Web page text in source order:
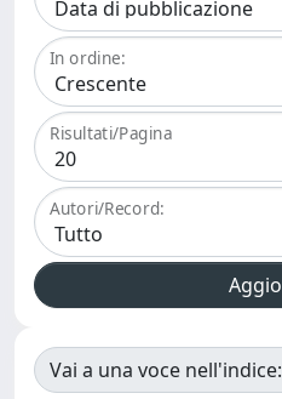
In ordine:
Risultati/Pagina
Autori/Record:
Vai a una voce nell'indice: